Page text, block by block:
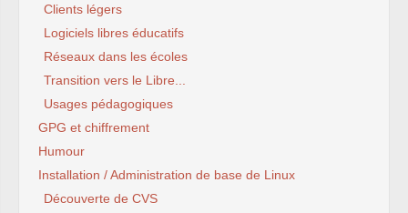
Clients légers
Logiciels libres éducatifs
Réseaux dans les écoles
Transition vers le Libre...
Usages pédagogiques
GPG et chiffrement
Humour
Installation / Administration de base de Linux
Découverte de CVS